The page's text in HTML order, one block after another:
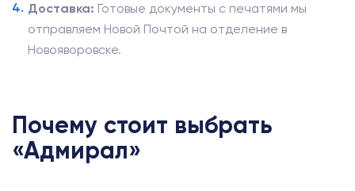
Доставка: Готовые документы с печатями мы
отправляем Новой Почтой на отделение в
Новояворовске.
Почему стоит выбрать
«Адмирал»